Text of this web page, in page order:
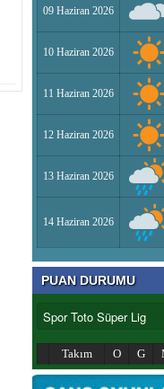
09 Haziran 2026
10 Haziran 2026
11 Haziran 2026
12 Haziran 2026
13 Haziran 2026
14 Haziran 2026
PUAN DURUMU
Takım O G